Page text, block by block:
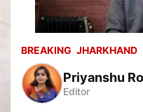
BREAKING JHARKHAND
Priyanshu
Editor